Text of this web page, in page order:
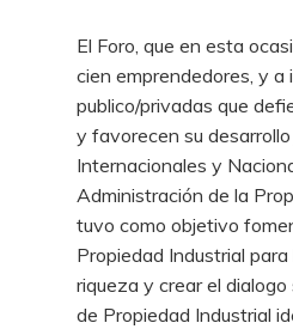
El Foro, que en esta
cien emprendedores, y a
publico/privadas que
y favorecen su
Internacionales y
Administración de la
tuvo como objetivo
Propiedad Industrial
riqueza y crear el
de Propiedad Industrial